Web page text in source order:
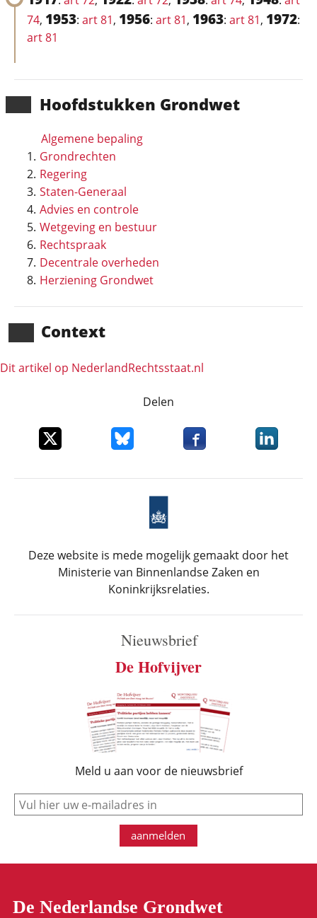
Hoofd­stukken Grondwet
Algemene bepaling
Grondrechten
Regering
Staten-Generaal
Advies en controle
Wetgeving en bestuur
Rechtspraak
Decentrale overheden
Herziening Grondwet
Context
Dit artikel op NederlandRechts­staat.nl
74, 1953: art 81, 1956: art 81, 1963: art 81, 1972:
art 81
Delen
Deel dit item op XDeel dit item op Bluesky
Deel dit item opDeel dit
Deze website is mede mogelijk gemaakt door het
Ministerie van Binnenlandse Zaken en
Koninkrijksrelaties.
Nieuwsbrief
De Hofvijver
Meld u aan voor de nieuwsbrief
e-mail
aanmelden
De Nederlandse Grondwet